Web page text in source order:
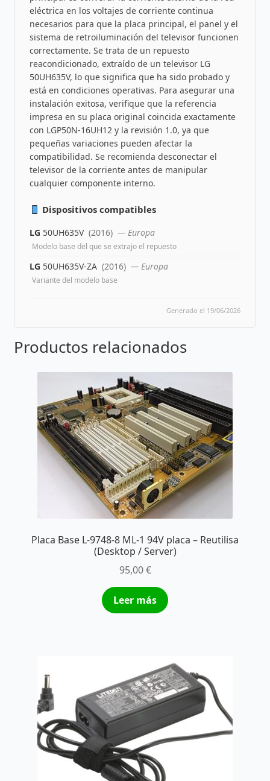
eléctrica en los voltajes de corriente continua
necesarios para que la placa principal, el panel y el
sistema de retroiluminación del televisor funcionen
correctamente. Se trata de un repuesto
reacondicionado, extraído de un televisor LG
50UH635V, lo que significa que ha sido probado y
está en condiciones operativas. Para asegurar una
instalación exitosa, verifique que la referencia
impresa en su placa original coincida exactamente
con LGP50N-16UH12 y la revisión 1.0, ya que
pequeñas variaciones pueden afectar la
compatibilidad. Se recomienda desconectar el
televisor de la corriente antes de manipular
cualquier componente interno.
Dispositivos compatibles
LG 50UH635V (2016) — Europa
Modelo base del que se extrajo el repuesto
LG 50UH635V-ZA (2016) — Europa
Variante del modelo base
Generado el 19/06/2026
Productos relacionados
Placa Base L-9748-8 ML-1 94V placa – Reutilisa
(Desktop / Server)
95,00€
Leer más